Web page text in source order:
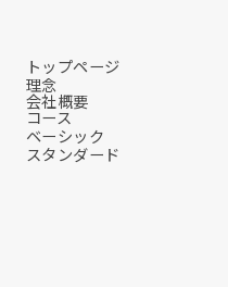
トップページ
理念
会社概要
コース
ベーシック
スタンダード